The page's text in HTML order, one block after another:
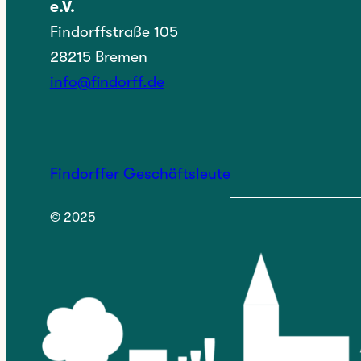
e.V.
Findorffstraße 105
28215 Bremen
info@findorff.de
Findorffer Geschäftsleute
© 2025